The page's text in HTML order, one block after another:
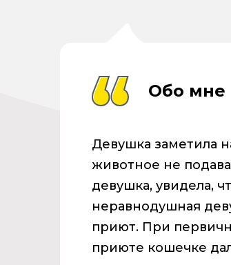
Обо мне
Девушка заметила
животное не
девушка, увидела,
неравнодушная
приют. При
приюте кошечке